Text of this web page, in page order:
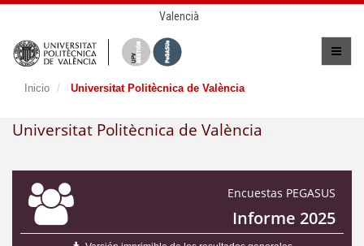
Valencià
Inicio Universitat Politècnica de València
Universitat Politècnica de València
Encuestas PEGASUS
Informe 2025